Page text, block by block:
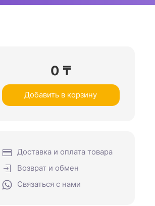
0 ₸
Добавить в корзину
Доставка и оплата товара
Возврат и обмен
Связаться с нами